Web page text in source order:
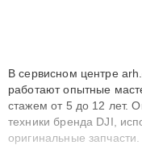
В сервисном центре
работают опытные
стажем от 5 до 12 лет.
техники бренда DJI,
оригинальные